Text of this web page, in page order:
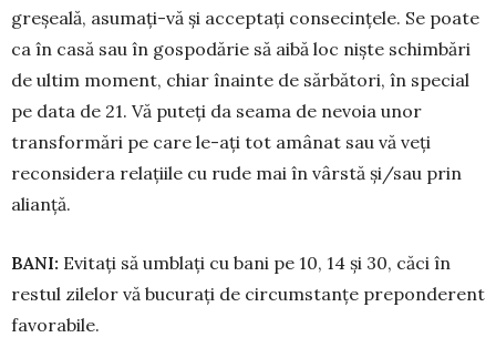
greșea­lă, asumați-vă și acceptați consecin­țele. Se poate
ca în casă sau în gos­podărie să aibă loc niște schimbări
de ultim moment, chiar înainte de sărbă­tori, în special
pe data de 21. Vă puteți da seama de nevoia unor
transformări pe care le-ați tot amânat sau vă veți
reconsidera relațiile cu rude mai în vârstă și/sau prin
alianță.
BANI: Evitați să umblați cu bani pe 10, 14 și 30, căci în
restul zilelor vă bucurați de circumstanțe preponderent
favorabile.